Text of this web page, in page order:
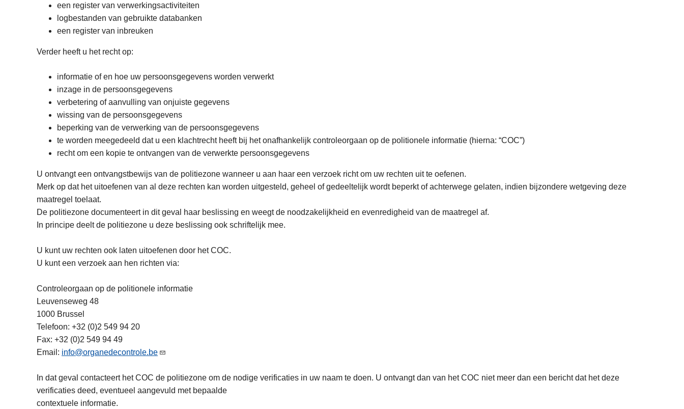
een register van verwerkingsactiviteiten
logbestanden van gebruikte databanken
een register van inbreuken
Verder heeft u het recht op:
informatie of en hoe uw persoonsgegevens worden verwerkt
inzage in de persoonsgegevens
verbetering of aanvulling van onjuiste gegevens
wissing van de persoonsgegevens
beperking van de verwerking van de persoonsgegevens
te worden meegedeeld dat u een klachtrecht heeft bij het onafhankelijk controleorgaan op de politionele informatie (hierna: “COC”)
recht om een kopie te ontvangen van de verwerkte persoonsgegevens
U ontvangt een ontvangstbewijs van de politiezone wanneer u aan haar een verzoek richt om uw rechten uit te oefenen.
Merk op dat het uitoefenen van al deze rechten kan worden uitgesteld, geheel of gedeeltelijk wordt beperkt of achterwege gelaten, indien bijzondere wetgeving deze
maatregel toelaat.
De politiezone documenteert in dit geval haar beslissing en weegt de noodzakelijkheid en evenredigheid van de maatregel af.
In principe deelt de politiezone u deze beslissing ook schriftelijk mee.
U kunt uw rechten ook laten uitoefenen door het COC.
U kunt een verzoek aan hen richten via:
Controleorgaan op de politionele informatie
Leuvenseweg 48
1000 Brussel
Telefoon: +32 (0)2 549 94 20
Fax: +32 (0)2 549 94 49
Email: info@organedecontrole.be
In dat geval contacteert het COC de politiezone om de nodige verificaties in uw naam te doen. U ontvangt dan van het COC niet meer dan een bericht dat het deze
verificaties deed, eventueel aangevuld met bepaalde
contextuele informatie.